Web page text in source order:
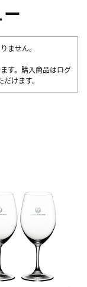
ません。
す。購入商品はログ
けます。